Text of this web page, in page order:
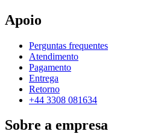
Apoio
Perguntas frequentes
Atendimento
Pagamento
Entrega
Retorno
+44 3308 081634
Sobre a empresa